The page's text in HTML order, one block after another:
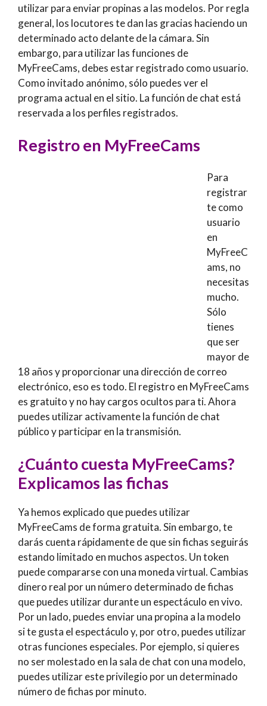
utilizar para enviar propinas a las modelos. Por regla
general, los locutores te dan las gracias haciendo un
determinado acto delante de la cámara. Sin
embargo, para utilizar las funciones de
MyFreeCams, debes estar registrado como usuario.
Como invitado anónimo, sólo puedes ver el
programa actual en el sitio. La función de chat está
reservada a los perfiles registrados.
Registro en MyFreeCams
Para
registrar
te como
usuario
en
MyFreeC
ams, no
necesitas
mucho.
Sólo
tienes
que ser
mayor de
18 años y proporcionar una dirección de correo
electrónico, eso es todo. El registro en MyFreeCams
es gratuito y no hay cargos ocultos para ti. Ahora
puedes utilizar activamente la función de chat
público y participar en la transmisión.
¿Cuánto cuesta MyFreeCams?
Explicamos las fichas
Ya hemos explicado que puedes utilizar
MyFreeCams de forma gratuita. Sin embargo, te
darás cuenta rápidamente de que sin fichas seguirás
estando limitado en muchos aspectos. Un token
puede compararse con una moneda virtual. Cambias
dinero real por un número determinado de fichas
que puedes utilizar durante un espectáculo en vivo.
Por un lado, puedes enviar una propina a la modelo
si te gusta el espectáculo y, por otro, puedes utilizar
otras funciones especiales. Por ejemplo, si quieres
no ser molestado en la sala de chat con una modelo,
puedes utilizar este privilegio por un determinado
número de fichas por minuto.